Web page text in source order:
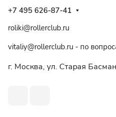
+7 495 626-87-41
roliki@rollerclub.ru
vitaliy@rollerclub.ru - по
г. Москва, ул. Старая